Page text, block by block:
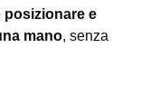
posizionare e
mano, senza